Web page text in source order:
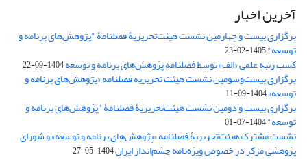
آخرین اخبار
برگزاری بیست و چهارمین نشست هیئت‌تحریریۀ فصلنامۀ "پژوهش‌های برنامه و
توسعه"1405-02-23
کسب رتبه علمی «الف» توسط فصلنامه پژوهش‌های برنامه و توسعه1404-09-22
برگزاری بیست‌وسومین نشست هیئت‌ تحریریه فصلنامه «پژوهش‌های برنامه و
توسعه»1404-09-11
برگزاری بیست و دومین نشست هیئت‌تحریریۀ فصلنامۀ "پژوهش‌های برنامه و
توسعه"1404-07-01
نشست مشترک هیئت‌تحریریۀ فصلنامه «پژوهش‌های برنامه و توسعه» و شورای
پژوهشی مرکز در خصوص ویژه‌نامه چشم‌انداز ایران1404-05-27